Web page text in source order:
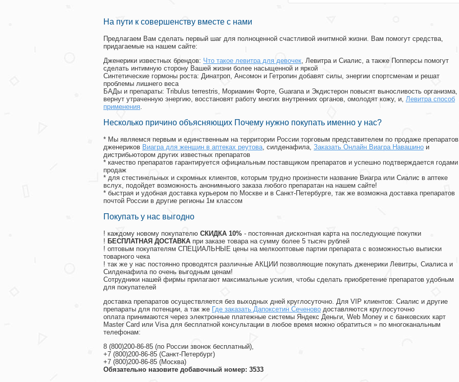
На пути к совершенству вместе с нами
Предлагаем Вам сделать первый шаг для полноценной счастливой инитмной жизни. Вам помогут средства,
придагаемые на нашем сайте:
Дженерики известных брендов: Что такое левитра для девочек, Левитра и Сиалис, а также Попперсы помогут
сделать интимную сторону Вашей жизни более насыщенной и яркой
Синтетические гормоны роста: Динатроп, Ансомон и Гетропин добавят силы, энергии спортсменам и решат
проблемы лишнего веса
БАДы и препараты: Tribulus terrestris, Мориамин Форте, Guarana и Экдистерон повысят выносливость организма,
вернут утраченную энергию, восстановят работу многих внутренних органов, омолодят кожу, и, Левитра способ
применения.
Несколько причино объясняющих Почему нужно покупать именно у нас?
* Мы являемся первым и единственным на территории России торговым представителем по продаже препаратов
дженериков Виагра для женщин в аптеках реутова, силденафила, Заказать Онлайн Виагра Навашино и
дистрибьютором других известных препаратов
* качество препаратов гарантируется официальным поставщиком препаратов и успешно подтверждается годами
продаж
* для стестинельных и скромных клиентов, которым трудно произнести название Виагра или Сиалис в аптеке
вслух, подойдет возможность анонимныого заказа любого препаратан на нашем сайте!
* быстрая и удобная доставка курьером по Москве и в Санкт-Петербурге, так же возможна доставка препаратов
почтой России в другие регионы 1м классом
Покупать у нас выгодно
! каждому новому покупателю СКИДКА 10% - постоянная дисконтная карта на последующие покупки
! БЕСПЛАТНАЯ ДОСТАВКА при заказе товара на сумму более 5 тысяч рублей
! оптовым покупателям СПЕЦИАЛЬНЫЕ цены на мелкооптовые партии препарата с возможностью выписки
товарного чека
! так же у нас постоянно проводятся различные АКЦИИ позволяющие покупать дженерики Левитры, Сиалиса и
Силденафила по очень выгодным ценам!
Cотрудники нашей фирмы прилагают максимальные усилия, чтобы сделать приобретение препаратов удобным
для покупателей
доставка препаратов осуществляется без выходных дней круглосуточно. Для VIP клиентов: Сиалис и другие
препараты для потенции, а так же Где заказать Дапоксетин Сеченово доставляются круглосуточно
оплата принимаются через электронные платежные системы Яндекс Деньги, Web Money и с банковских карт
Master Card или Visa для бесплатной консультации в любое время можно обратиться » по многоканальным
телефонам:
8 (800)200-86-85 (по России звонок бесплатный),
+7 (800)200-86-85 (Санкт-Петербург)
+7 (800)200-86-85 (Москва)
Обязательно назовите добавочный номер: 3533